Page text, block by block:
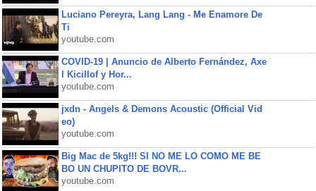
Luciano Pereyra, Lang Lang - Me Enamore De
Ti
youtube.com
COVID-19 | Anuncio de Alberto Fernández, Axe
l Kicillof y Hor...
youtube.com
jxdn - Angels & Demons Acoustic (Official Vid
eo)
youtube.com
Big Mac de 5kg!!! SI NO ME LO COMO ME BE
BO UN CHUPITO DE BOVR...
youtube.com